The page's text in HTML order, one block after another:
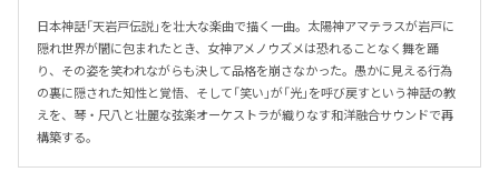
日本神話「天岩戸伝説」を壮大な楽曲で描く一曲。太陽神アマテラスが岩戸に
隠れ世界が闇に包まれたとき、女神アメノウズメは恐れることなく舞を踊
り、その姿を笑われながらも決して品格を崩さなかった。愚かに見える行為
の裏に隠された知性と覚悟、そして「笑い」が「光」を呼び戻すという神話の教
えを、琴・尺八と壮麗な弦楽オーケストラが織りなす和洋融合サウンドで再
構築する。